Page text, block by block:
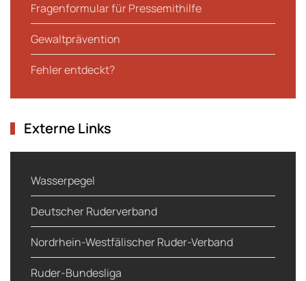
Fragenformular für Pressemithilfe
Gewaltprävention
Fehler entdeckt?
Externe Links
Wasserpegel
Deutscher Ruderverband
Nordrhein-Westfälischer Ruder-Verband
Ruder-Bundesliga